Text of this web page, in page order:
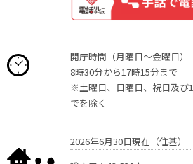
開庁時間（月曜日〜金曜日）
8時30分から17時15分まで
※土曜日、日曜日、祝日及び
でを除く
2026年6月30日現在（住基）